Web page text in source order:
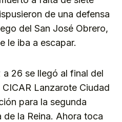
de una defensa
del San José Obrero,
le iba a escapar.
26 se llegó al final del
Lanzarote Ciudad
para la segunda
la Reina. Ahora toca